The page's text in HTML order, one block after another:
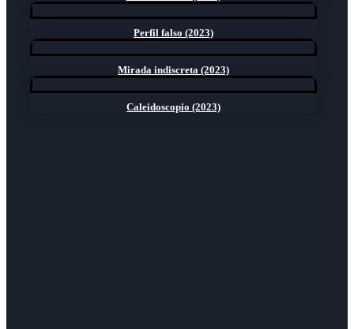
Perfil falso (2023)
Mirada indiscreta (2023)
Caleidoscopio (2023)